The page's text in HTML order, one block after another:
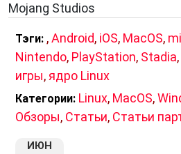
Mojang Studios
Тэги: ,Android, iOS, MacOS,
Nintendo, PlayStation, Stadia,
игры, ядро Linux
Категории: Linux, MacOS,
Обзоры, Статьи, Статьи
ИЮН